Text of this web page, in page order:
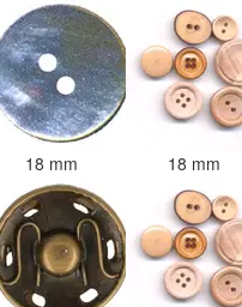
18 mm 18 mm